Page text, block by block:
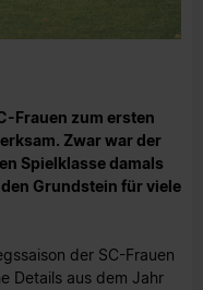
Frauen zum ersten
Zwar war der
Spielklasse damals
Grundstein für viele
der SC-Frauen
Details aus dem Jahr